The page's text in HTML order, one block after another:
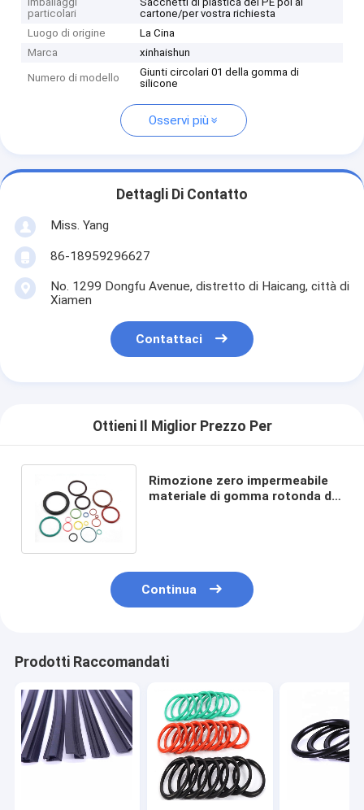
particolari
cartone/per vostra richiesta
Luogo di origine
La Cina
Marca
xinhaishun
Numero di modello
Giunti circolari 01 della gomma di
silicone
Osservi più
Dettagli Di Contatto
Miss. Yang
86-18959296627
No. 1299 Dongfu Avenue, distretto di Haicang, città di
Xiamen
Contattaci
Ottieni Il Miglior Prezzo Per
Rimozione zero impermeabile
materiale di gomma rotonda del
Continua
Prodotti Raccomandati